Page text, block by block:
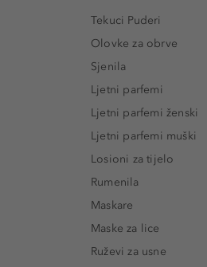
Tekuci Puderi
Olovke za obrve
Sjenila
Ljetni parfemi
Ljetni parfemi ženski
Ljetni parfemi muški
Losioni za tijelo
Rumenila
Maskare
Maske za lice
Ruževi za usne